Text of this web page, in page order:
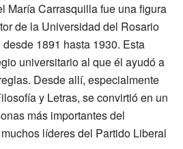
María Carrasquilla fue una figura
de la Universidad del Rosario
1891 hasta 1930. Esta
universitario al que él ayudó a
Desde allí, especialmente
y Letras, se convirtió en un
más importantes del
líderes del Partido Liberal